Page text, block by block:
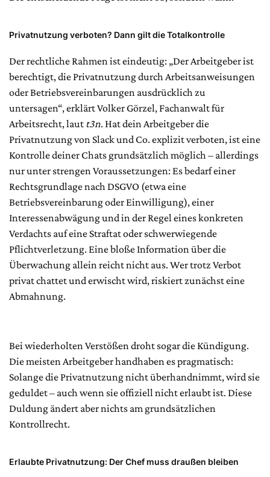
Privatnutzung verboten? Dann gilt die Totalkontrolle
Der rechtliche Rahmen ist eindeutig: „Der Arbeitgeber ist
berechtigt, die Privatnutzung durch Arbeitsanweisungen
oder Betriebsvereinbarungen ausdrücklich zu
untersagen“, erklärt Volker Görzel, Fachanwalt für
Arbeitsrecht, laut t3n. Hat dein Arbeitgeber die
Privatnutzung von Slack und Co. explizit verboten, ist eine
Kontrolle deiner Chats grundsätzlich möglich – allerdings
nur unter strengen Voraussetzungen: Es bedarf einer
Rechtsgrundlage nach DSGVO (etwa eine
Betriebsvereinbarung oder Einwilligung), einer
Interessenabwägung und in der Regel eines konkreten
Verdachts auf eine Straftat oder schwerwiegende
Pflichtverletzung. Eine bloße Information über die
Überwachung allein reicht nicht aus. Wer trotz Verbot
privat chattet und erwischt wird, riskiert zunächst eine
Abmahnung.
Bei wiederholten Verstößen droht sogar die Kündigung.
Die meisten Arbeitgeber handhaben es pragmatisch:
Solange die Privatnutzung nicht überhandnimmt, wird sie
geduldet – auch wenn sie offiziell nicht erlaubt ist. Diese
Duldung ändert aber nichts am grundsätzlichen
Kontrollrecht.
Erlaubte Privatnutzung: Der Chef muss draußen bleiben